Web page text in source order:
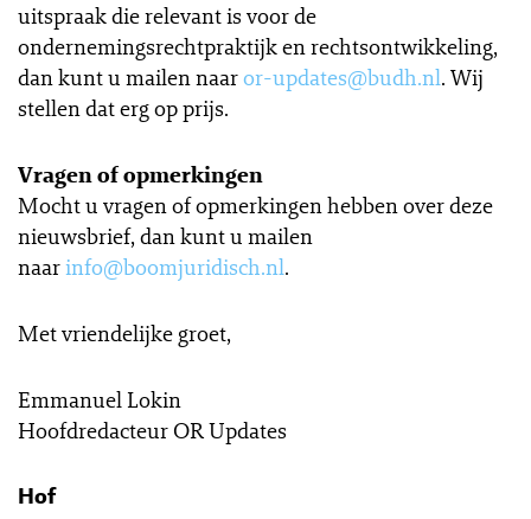
uitspraak die relevant is voor de
ondernemingsrechtpraktijk en rechtsontwikkeling,
dan kunt u mailen naaror-updates@budh.nl. Wij
stellen dat erg op prijs.
Vragen of opmerkingen
Mocht u vragen of opmerkingen hebben over deze
nieuwsbrief, dan kunt u mailen
naarinfo@boomjuridisch.nl.
Met vriendelijke groet,
Emmanuel Lokin
Hoofdredacteur OR Updates
Hof